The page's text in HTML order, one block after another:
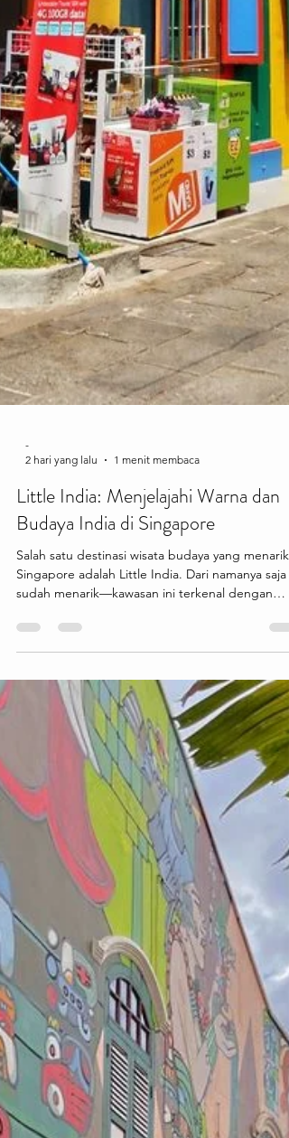
-
2 hari yang lalu
1 menit membaca
Little India: Menjelajahi Warna dan
Budaya India di Singapore
Salah satu destinasi wisata budaya yang menarik
sudah menarik—kawasan ini terkenal dengan
bangunan penuh warna, kuil-kuil indah, toko
buat kamu yang ingin merasakan suasana budaya
yang berbeda di tengah modernnya Singapore.
Little India menawarkan berbagai pengalaman
menarik seperti mengunjungi Sri
Veeramakaliamman Temple, berburu foto di
deretan bangunan warna-warni, mencicipi